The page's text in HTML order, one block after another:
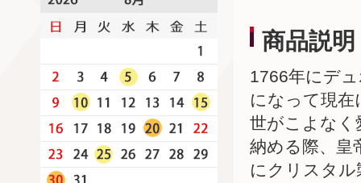
商品説明
1766年にデ
になって現
世がこよなく
納める際、皇
にクリスタル